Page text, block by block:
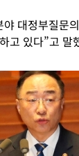
대정부질문
고 있다”고 말